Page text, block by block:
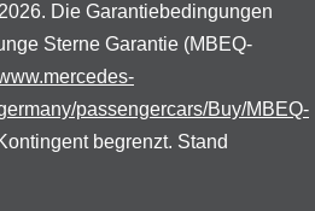
Die Garantiebedingungen
Sterne Garantie (MBEQ-
passengercars/Buy/MBEQ-
begrenzt. Stand